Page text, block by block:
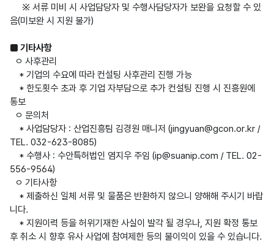
음(미보완 시 지원 불가)
■ 기타사항
통보
TEL. 032-623-8085)
556-9564)
니다.
후 취소 시 향후 유사 사업에 참여제한 등의 불이익이 있을 수 있습니다.